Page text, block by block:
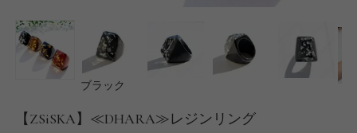
ブラック
【ZSiSKA】≪DHARA≫レジンリング